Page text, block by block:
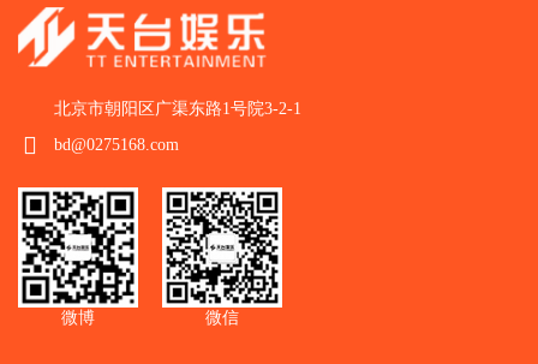
北京市朝阳区广渠东路1号院3-2-1
bd@0275168.com
微博 微信